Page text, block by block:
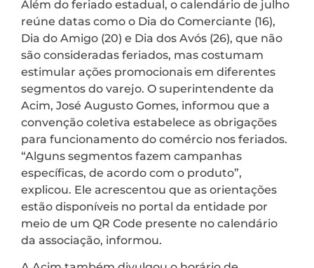
Além do feriado estadual, o calendário de julho
reúne datas como o Dia do Comerciante (16),
Dia do Amigo (20) e Dia dos Avós (26), que não
são consideradas feriados, mas costumam
estimular ações promocionais em diferentes
segmentos do varejo. O superintendente da
Acim, José Augusto Gomes, informou que a
convenção coletiva estabelece as obrigações
para funcionamento do comércio nos feriados.
“Alguns segmentos fazem campanhas
específicas, de acordo com o produto”,
explicou. Ele acrescentou que as orientações
estão disponíveis no portal da entidade por
meio de um QR Code presente no calendário
da associação, informou.